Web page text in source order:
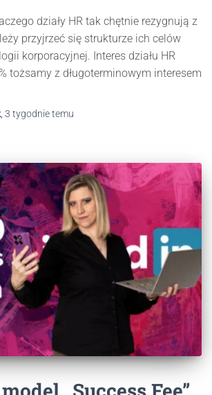
działy HR tak chętnie rezygnują z
przyjrzeć się strukturze ich celów
korporacyjnej. Interes działu HR
tożsamy z długoterminowym interesem
3 tygodnietemu